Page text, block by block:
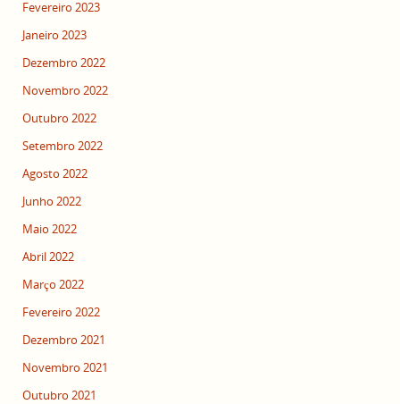
Fevereiro 2023
Janeiro 2023
Dezembro 2022
Novembro 2022
Outubro 2022
Setembro 2022
Agosto 2022
Junho 2022
Maio 2022
Abril 2022
Março 2022
Fevereiro 2022
Dezembro 2021
Novembro 2021
Outubro 2021